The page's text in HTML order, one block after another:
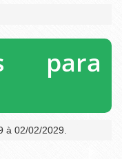
para
à 02/02/2029.